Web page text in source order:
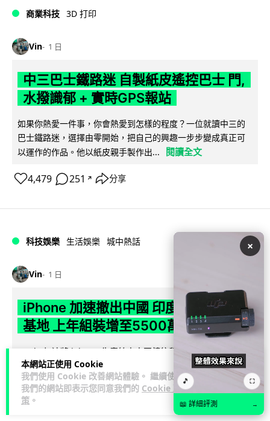
本網站正使用 Cookie
我們使用 Cookie 改善網站體驗。 繼續使用
我們的網站即表示您同意我們的 Cookie 政
策 。
商業科技 3D 打印
Vin 1 日
中三巴士鐵路迷 自製紙皮遙控巴士 門,
水撥識郁 + 實時GPS報站
如果你熱愛一件事，你會熱愛到怎樣的程度？一位就讀中三的
巴士鐵路迷，選擇由零開始，把自己的興趣一步步變成真正可
以運作的作品。他以紙皮親手製作出...
閱讀全文
4,479 251 ↗ 分享
科技娛樂 生活娛樂 城中熱話
Vin 1 日
iPhone 加速撤出中國 印度成新機主要
基地 上年組裝增至5500萬部
Apple 加速將 iPhone 生產線由中國轉往印度，目標兩年內將
產量最高 50% 移至當地。印度政府推出關稅豁免及稅務優惠延
長至 204... 閱讀全文
548
×
🎵 ⛶
📖 詳細評測 →